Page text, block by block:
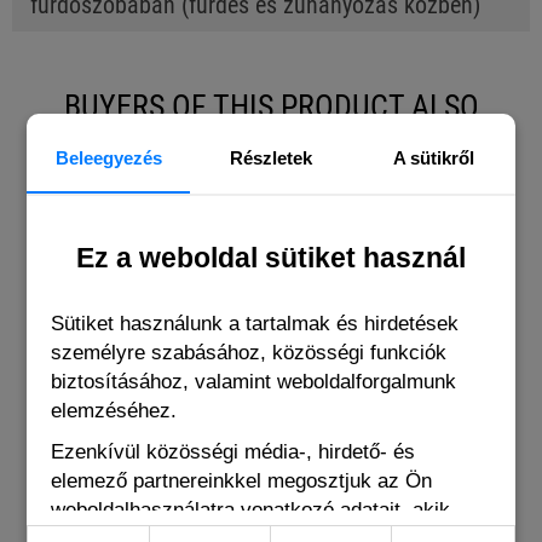
Beleegyezés Részletek A sütikről
Ez a weboldal sütiket használ
Sütiket használunk a tartalmak és hirdetések
személyre szabásához, közösségi funkciók
biztosításához, valamint weboldalforgalmunk
elemzéséhez.
Ezenkívül közösségi média-, hirdető- és
elemező partnereinkkel megosztjuk az Ön
weboldalhasználatra vonatkozó adatait, akik
BUYERS OF THIS PRODUCT ALSO